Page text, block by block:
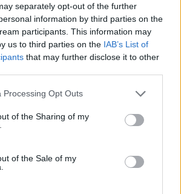
separately opt-out of the further
information by third parties on the
participants. This information may
us to third parties on the IAB’s List of
that may further disclose it to other
website/app uses one or more Google
or usage behaviour. You may click to
to Google and its third-party tags to
specified purposes in below Google
Processing Opt Outs
of the Sharing of my
of the Sale of my
Di San Teodoro Gianluca Vassallo
in tempo reale?
nel canale telegram di
WhatsApp al numero +39